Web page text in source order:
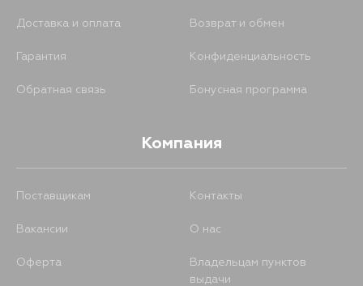
Доставка и оплата Возврат и обмен
Гарантия Конфиденциальность
Обратная связь Бонусная программа
Компания
Поставщикам Контакты
Вакансии О нас
Оферта
Владельцам пунктов
выдачи